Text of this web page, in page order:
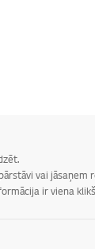
vai
ir viena